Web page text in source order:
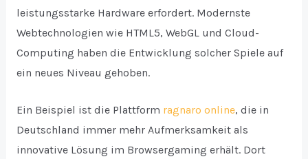
leistungsstarke Hardware erfordert. Modernste
Webtechnologien wie HTML5, WebGL und Cloud-
Computing haben die Entwicklung solcher Spiele auf
ein neues Niveau gehoben.
Ein Beispiel ist die Plattform ragnaro online, die in
Deutschland immer mehr Aufmerksamkeit als
innovative Lösung im Browsergaming erhält. Dort